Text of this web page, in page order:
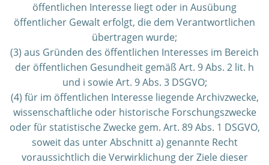
öffentlichen Interesse liegt oder in Ausübung
öffentlicher Gewalt erfolgt, die dem Verantwortlichen
übertragen wurde;
(3) aus Gründen des öffentlichen Interesses im Bereich
der öffentlichen Gesundheit gemäß Art. 9 Abs. 2 lit. h
und i sowie Art. 9 Abs. 3 DSGVO;
(4) für im öffentlichen Interesse liegende Archivzwecke,
wissenschaftliche oder historische Forschungszwecke
oder für statistische Zwecke gem. Art. 89 Abs. 1 DSGVO,
soweit das unter Abschnitt a) genannte Recht
voraussichtlich die Verwirklichung der Ziele dieser